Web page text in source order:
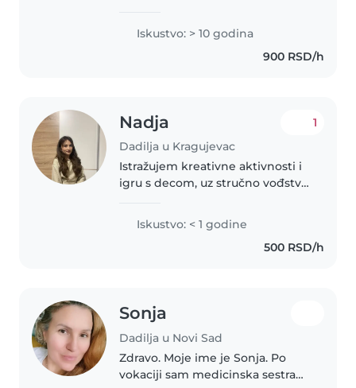
iskustva u radu sa decom
različitog uzrasta. Strpljiva sam,
Iskustvo: > 10 godina
900 RSD/h
Nadja
Dadilja u Kragujevac
1
Istražujem kreativne aktivnosti i
igru s decom, uz stručno vođstvo
i strpljiva predškolcima i
školarcima. Volim čitanje, izradu
Iskustvo: < 1 godine
500 RSD/h
Sonja
Dadilja u Novi Sad
Zdravo. Moje ime je Sonja. Po
vokaciji sam medicinska sestra